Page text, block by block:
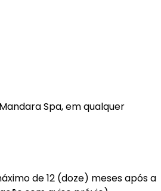
Spa, em qualquer
de 12 (doze) meses após a